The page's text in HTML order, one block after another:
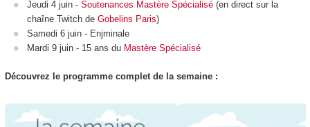
Jeudi 4 juin - Soutenances Mastère Spécialisé (en direct sur la
chaîne Twitch de Gobelins Paris)
Samedi 6 juin - Enjminale
Mardi 9 juin - 15 ans du Mastère Spécialisé
Découvrez le programme complet de la semaine :